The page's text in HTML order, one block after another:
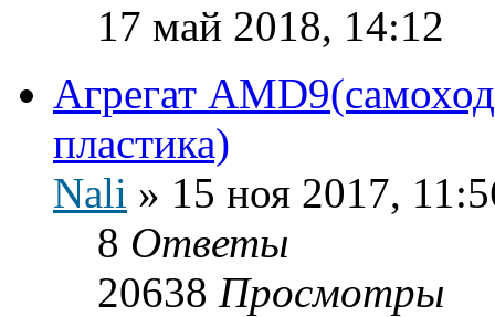
17 май 2018, 14:12
Агрегат
пластика)
Nali » 15 ноя 2017,
8 Ответы
20638 Просмотры